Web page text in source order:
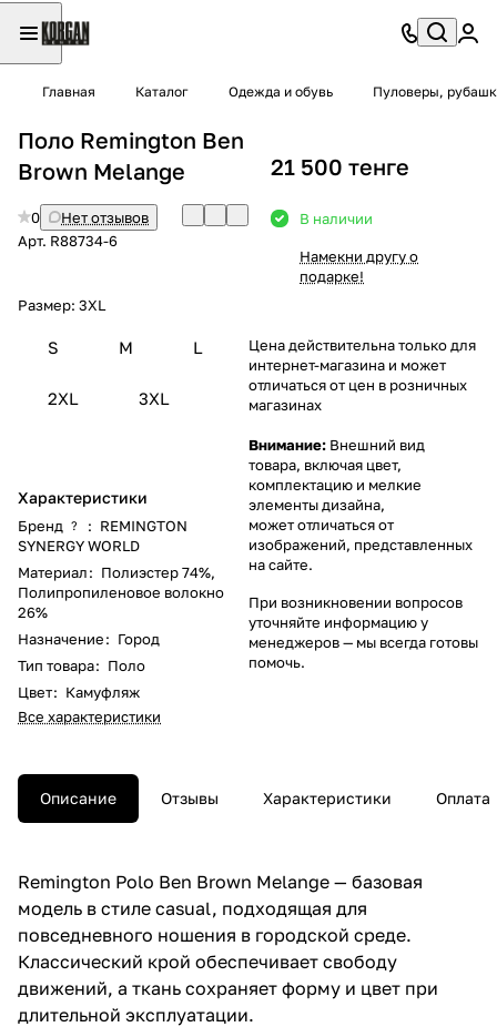
Главная Каталог Одежда и обувь Пуловеры,
Поло Remington Ben
Brown Melange
0
Нет отзывов
Арт. R88734-6
Размер: 3XL
S M L
2XL 3XL
Характеристики
Бренд ? : REMINGTON
SYNERGY WORLD
Материал: Полиэстер 74%,
Полипропиленовое волокно
26%
Назначение: Город
Тип товара: Поло
Цвет: Камуфляж
Все характеристики
21 500 тенге
В наличии
Намекни другу о
подарке!
Цена действительна только для
интернет-магазина и может
отличаться от цен в розничных
магазинах
Внимание: Внешний вид
товара, включая цвет,
комплектацию и мелкие
элементы дизайна,
может отличаться от
изображений, представленных
на сайте.
При возникновении вопросов
уточняйте информацию у
менеджеров— мы всегда готовы
помочь.
Описание Отзывы Характеристики Оплата
Remington Polo Ben Brown Melange — базовая
модель в стиле casual, подходящая для
повседневного ношения в городской среде.
Классический крой обеспечивает свободу
движений, а ткань сохраняет форму и цвет при
длительной эксплуатации.